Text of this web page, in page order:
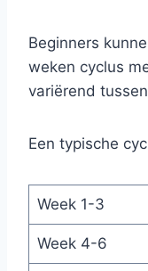
Beginners
weken cyclus
variërend
Een typische
Week 1-3
Week 4-6